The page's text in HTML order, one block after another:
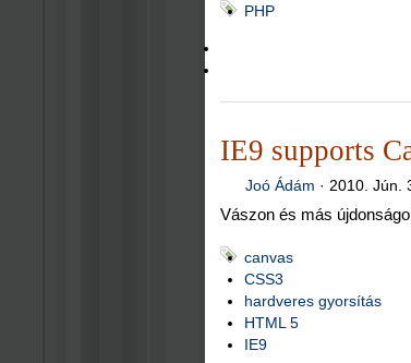
PHP
IE9 supports
Joó Ádám · 2010. Jún.
Vászon és más
canvas
CSS3
hardveres gyorsítás
HTML 5
IE9